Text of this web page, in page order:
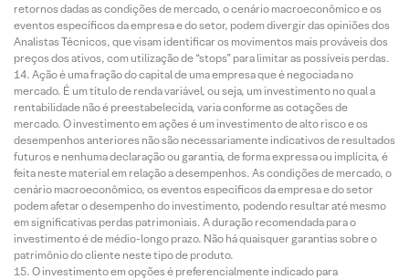
retornos dadas as condições de mercado, o cenário macroeconômico e os
eventos específicos da empresa e do setor, podem divergir das opiniões dos
Analistas Técnicos, que visam identificar os movimentos mais prováveis dos
preços dos ativos, com utilização de “stops” para limitar as possíveis perdas.
Ação é uma fração do capital de uma empresa que é negociada no
mercado. É um título de renda variável, ou seja, um investimento no qual a
rentabilidade não é preestabelecida, varia conforme as cotações de
mercado. O investimento em ações é um investimento de alto risco e os
desempenhos anteriores não são necessariamente indicativos de resultados
futuros e nenhuma declaração ou garantia, de forma expressa ou implícita, é
feita neste material em relação a desempenhos. As condições de mercado, o
cenário macroeconômico, os eventos específicos da empresa e do setor
podem afetar o desempenho do investimento, podendo resultar até mesmo
em significativas perdas patrimoniais. A duração recomendada para o
investimento é de médio-longo prazo. Não há quaisquer garantias sobre o
patrimônio do cliente neste tipo de produto.
O investimento em opções é preferencialmente indicado para